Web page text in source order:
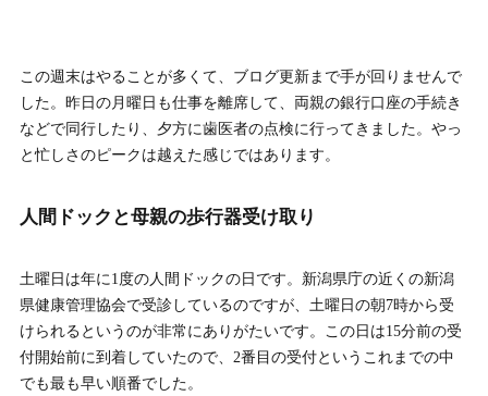
この週末はやることが多くて、ブログ更新まで手が回りませんで
した。昨日の月曜日も仕事を離席して、両親の銀行口座の手続き
などで同行したり、夕方に歯医者の点検に行ってきました。やっ
と忙しさのピークは越えた感じではあります。
人間ドックと母親の歩行器受け取り
土曜日は年に1度の人間ドックの日です。新潟県庁の近くの新潟
県健康管理協会で受診しているのですが、土曜日の朝7時から受
けられるというのが非常にありがたいです。この日は15分前の受
付開始前に到着していたので、2番目の受付というこれまでの中
でも最も早い順番でした。